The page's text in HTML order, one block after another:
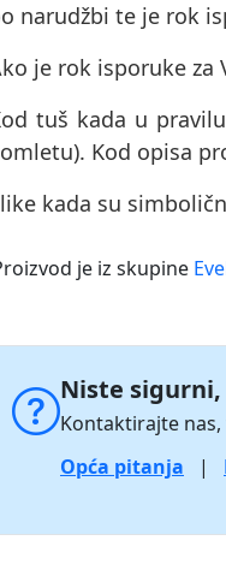
narudžbi te je rok
je rok isporuke za
tuš kada u
Kod opisa
kada su
je iz skupine
Niste
Kontaktirajte
Opća pitanja
|